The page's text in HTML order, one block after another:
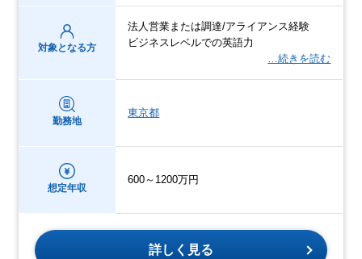
対象となる方
法人営業または調達/アライアンス経験
ビジネスレベルでの英語力
…続きを読む
勤務地
東京都
想定年収
600～1200万円
詳しく見る